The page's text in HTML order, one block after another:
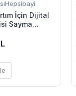
Hepsibayi
İçin Dijital
Sayma